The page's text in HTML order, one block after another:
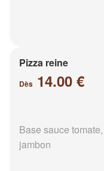
Pizza reine
Dès 14.00 €
Base sauce
jambon